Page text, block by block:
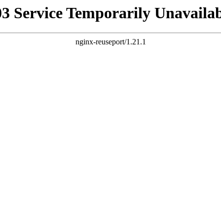
Service Temporarily
nginx-reuseport/1.21.1